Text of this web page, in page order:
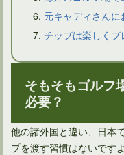
ゴルフの服装マナーでス
元キャディさんに
チップは楽しくプ
そもそもゴルフ
必要？
他の諸外国と違い、日本
プを渡す習慣はないですよ